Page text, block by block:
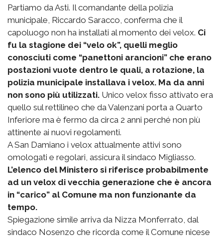
Partiamo da Asti. Il comandante della polizia
municipale, Riccardo Saracco, conferma che il
capoluogo non ha installati al momento dei velox. Ci
fu la stagione dei “velo ok”, quelli meglio
conosciuti come “panettoni arancioni” che erano
postazioni vuote dentro le quali, a rotazione, la
polizia municipale installava i velox. Ma da anni
non sono più utilizzati. Unico velox fisso attivato era
quello sul rettilineo che da Valenzani porta a Quarto
Inferiore ma è fermo da circa 2 anni perché non più
attinente ai nuovi regolamenti.
A San Damiano i velox attualmente attivi sono
omologati e regolari, assicura il sindaco Migliasso.
L’elenco del Ministero si riferisce probabilmente
ad un velox di vecchia generazione che è ancora
in “carico” al Comune ma non funzionante da
tempo.
Spiegazione simile arriva da Nizza Monferrato, dal
sindaco Nosenzo che ricorda come il Comune nicese